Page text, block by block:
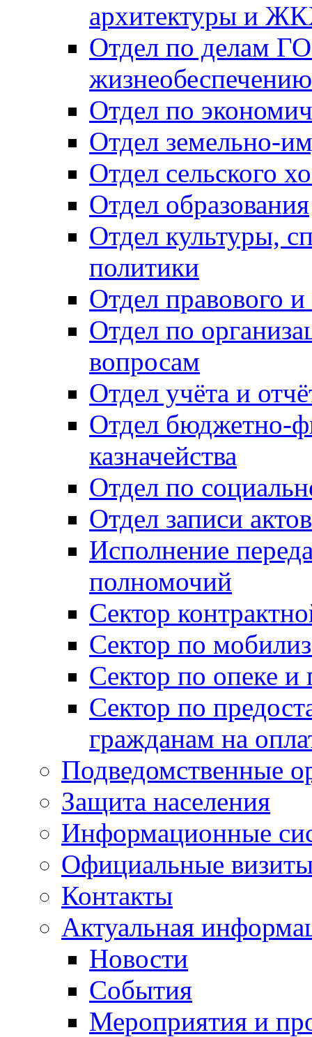
архитектуры и
Отдел по делам
Отдел по
Отдел земельно-
Отдел сельского
Отдел образования
Отдел культуры,
политики
Отдел правового
Отдел по
вопросам
Отдел учёта и
Отдел бюджетно-
казначейства
Отдел по
Отдел записи
Исполнение
полномочий
Сектор
Сектор по
Сектор по опеке и
Сектор по
гражданам на
Подведомственные
Защита населения
Информационные
Официальные
Контакты
Актуальная
Новости
События
Мероприятия и